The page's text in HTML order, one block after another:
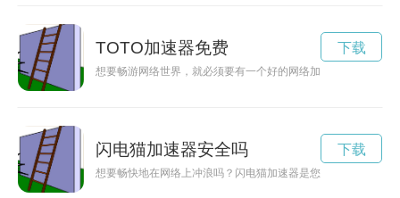
TOTO加速器免费
想要畅游网络世界，就必须要有一个好的网络加速工具。toto
下载
闪电猫加速器安全吗
想要畅快地在网络上冲浪吗？闪电猫加速器是您的不二选择！
下载